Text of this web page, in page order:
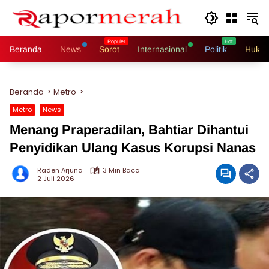
Beranda News Sorot Internasional Politik
Beranda Metro
Metro News
Menang Praperadilan, Bahtiar Dihantui
Penyidikan Ulang Kasus Korupsi Nanas
Raden Arjuna
3 Min Baca
2 Juli 2026